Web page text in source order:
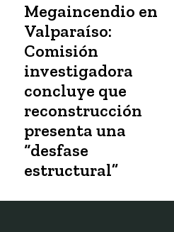
Megaincendio en
Valparaíso:
Comisión
investigadora
concluye que
reconstrucción
presenta una
“desfase
estructural”